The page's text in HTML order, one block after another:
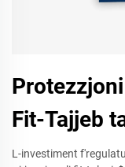
Fit-Tajjeb
L-investiment